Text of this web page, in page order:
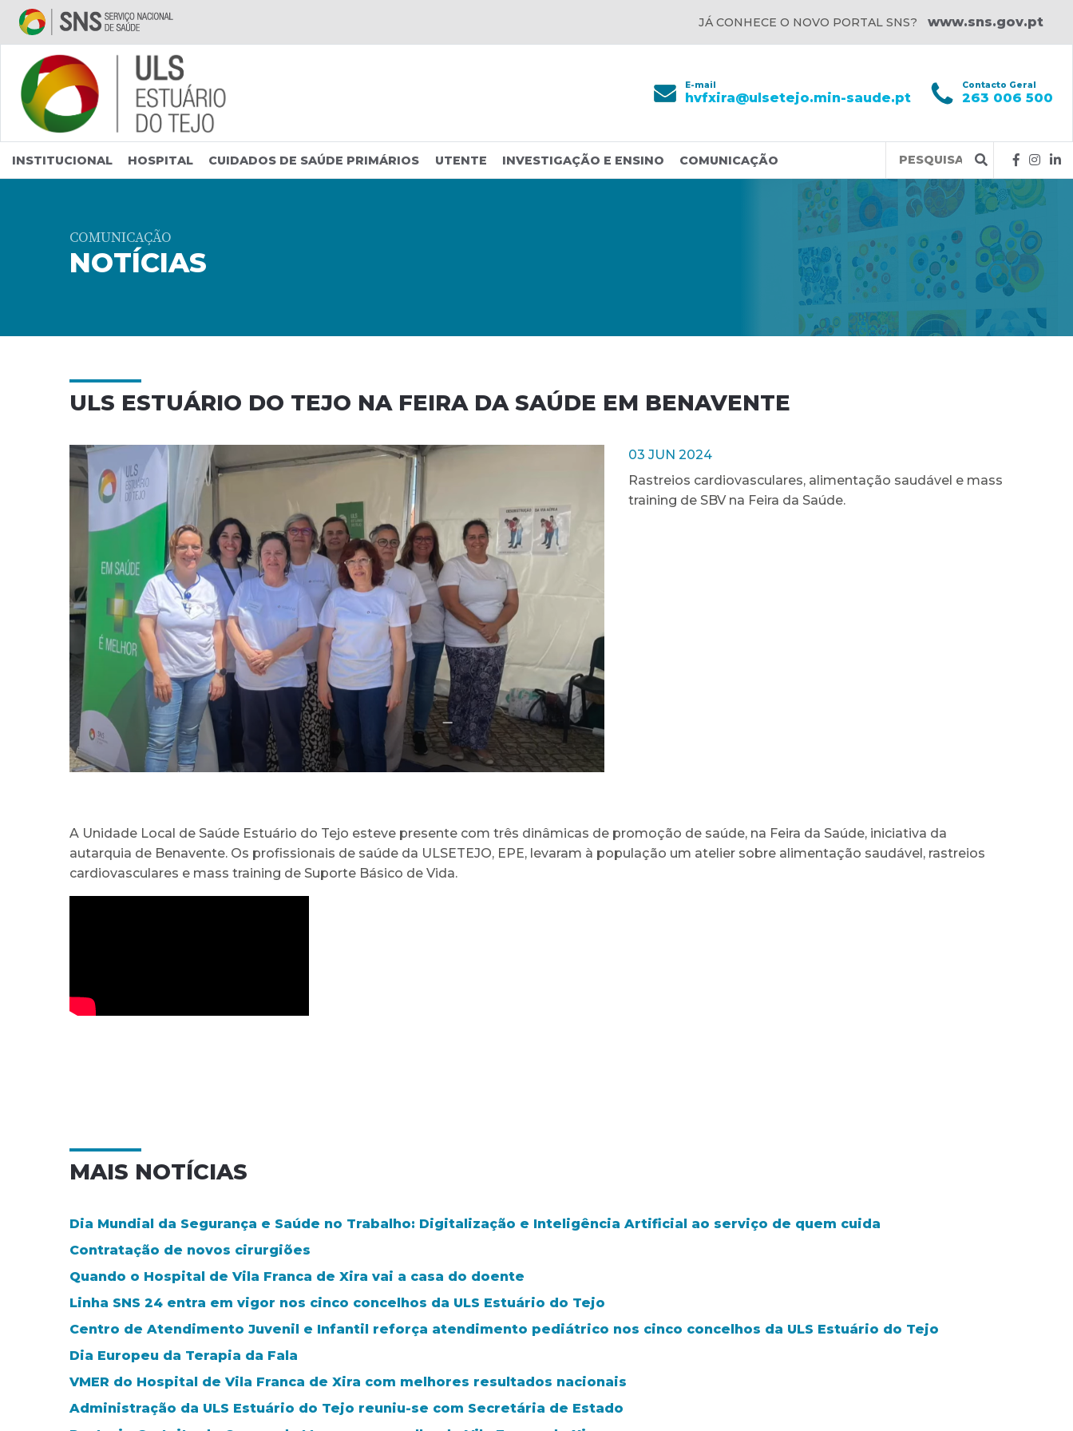
Saltar para conteúdo principal
JÁ CONHECE O NOVO PORTAL SNS? www.sns.gov.pt
E-mail
hvfxira@ulsetejo.min-saude.pt
Contacto Geral
263 006 500
INSTITUCIONAL HOSPITAL CUIDADOS DE SAÚDE PRIMÁRIOS UTENTE INVESTIGAÇÃO E ENSINO COMUNICAÇÃO
Query
COMUNICAÇÃO
NOTÍCIAS
ULS ESTUÁRIO DO TEJO NA FEIRA DA SAÚDE EM BENAVENTE
03 JUN 2024
Rastreios cardiovasculares, alimentação saudável e mass
training de SBV na Feira da Saúde.
A Unidade Local de Saúde Estuário do Tejo esteve presente com três dinâmicas de promoção de saúde, na Feira da Saúde, iniciativa da
autarquia de Benavente. Os profissionais de saúde da ULSETEJO, EPE, levaram à população um atelier sobre alimentação saudável, rastreios
cardiovasculares e mass training de Suporte Básico de Vida.
MAIS NOTÍCIAS
Dia Mundial da Segurança e Saúde no Trabalho: Digitalização e Inteligência Artificial ao serviço de quem cuida
Contratação de novos cirurgiões
Quando o Hospital de Vila Franca de Xira vai a casa do doente
Linha SNS 24 entra em vigor nos cinco concelhos da ULS Estuário do Tejo
Centro de Atendimento Juvenil e Infantil reforça atendimento pediátrico nos cinco concelhos da ULS Estuário do Tejo
Dia Europeu da Terapia da Fala
VMER do Hospital de Vila Franca de Xira com melhores resultados nacionais
Administração da ULS Estuário do Tejo reuniu-se com Secretária de Estado